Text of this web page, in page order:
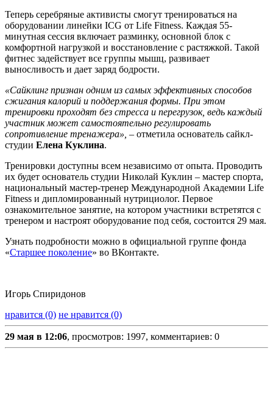
Теперь серебряные активисты смогут тренироваться на
оборудовании линейки ICG от Life Fitness. Каждая 55-
минутная сессия включает разминку, основной блок с
комфортной нагрузкой и восстановление с растяжкой. Такой
фитнес задействует все группы мышц, развивает
выносливость и дает заряд бодрости.
«Сайклинг признан одним из самых эффективных способов
сжигания калорий и поддержания формы. При этом
тренировки проходят без стресса и перегрузок, ведь каждый
участник может самостоятельно регулировать
сопротивление тренажера», – отметила основатель сайкл-
студии Елена Куклина.
Тренировки доступны всем независимо от опыта. Проводить
их будет основатель студии Николай Куклин – мастер спорта,
национальный мастер-тренер Международной Академии Life
Fitness и дипломированный нутрициолог. Первое
ознакомительное занятие, на котором участники встретятся с
тренером и настроят оборудование под себя, состоится 29 мая.
Узнать подробности можно в официальной группе фонда
«Старшее поколение» во ВКонтакте.
Игорь Спиридонов
нравится (0) не нравится (0)
29 мая в 12:06, просмотров: 1997, комментариев: 0